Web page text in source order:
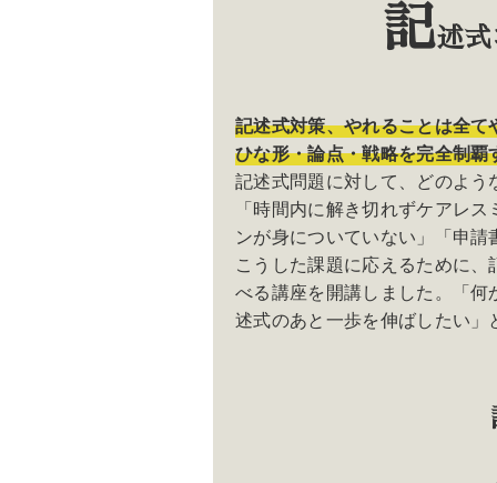
記述式
記述式対策、やれることは全て
ひな形・論点・戦略を完全制覇
記述式問題に対して、どのよ
「時間内に解き切れずケアレ
ンが身についていない」「申
こうした課題に応えるために
べる講座を開講しました。「
述式のあと一歩を伸ばしたい